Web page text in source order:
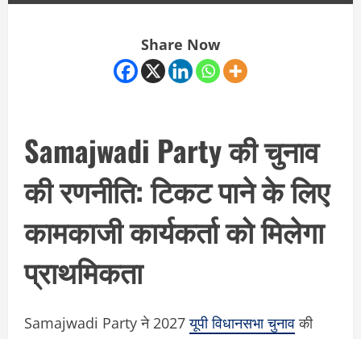
Share Now
Samajwadi Party की चुनाव
की रणनीति: टिकट पाने के लिए
कामकाजी कार्यकर्ता को मिलेगा
प्राथमिकता
Samajwadi Party ने 2027यूपी विधानसभा चुनावकी